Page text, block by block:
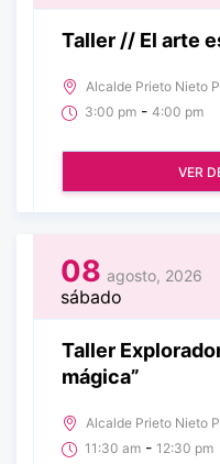
Taller // El arte
Alcalde Prieto Nieto
3:00 pm - 4:00 pm
VER
08 agosto, 2026
sábado
Taller
mágica”
Alcalde Prieto Nieto
11:30 am - 12:30 pm